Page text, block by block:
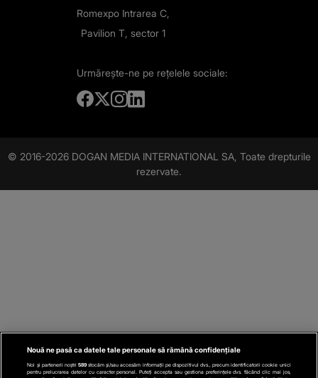
Romexpo Intrarea C,
Pavilion T, sector 1
Urmărește-ne pe rețelele sociale:
© 2016-2026 DOGAN MEDIA INTERNATIONAL SA, Toate drepturile
rezervate.
Nouă ne pasă ca datele tale personale să rămână confidențiale
Noi și partenerii noștri 589stocăm și/sau accesăm informații pe dispozitivul dvs., precum identificatorii cookie unici
pentru prelucrarea datelor cu caracter personal. Puteți accepta sau gestiona preferințele dvs. făcând clic mai jos,